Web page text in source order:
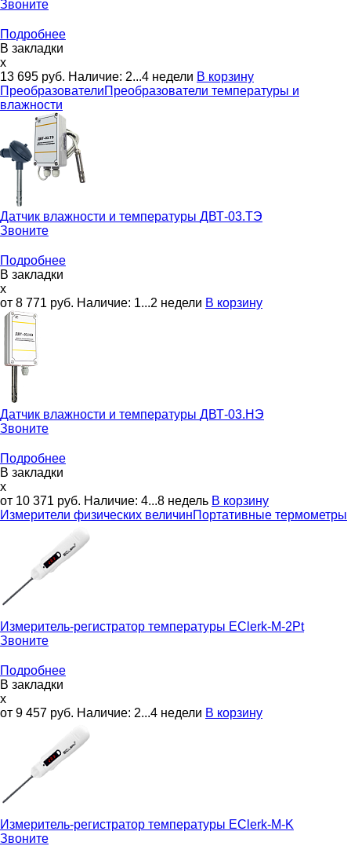
Звоните
Подробнее
В закладки
x
13 695 руб. Наличие: 2...4 недели В корзину
ПреобразователиПреобразователи температуры и
влажности
Датчик влажности и температуры ДВТ-03.ТЭ
Звоните
Подробнее
В закладки
x
от 8 771 руб. Наличие: 1...2 недели В корзину
Датчик влажности и температуры ДВТ-03.НЭ
Звоните
Подробнее
В закладки
x
от 10 371 руб. Наличие: 4...8 недель В корзину
Измерители физических величинПортативные термометры
Измеритель-регистратор температуры EClerk-M-2Pt
Звоните
Подробнее
В закладки
x
от 9 457 руб. Наличие: 2...4 недели В корзину
Измеритель-регистратор температуры EClerk-M-K
Звоните